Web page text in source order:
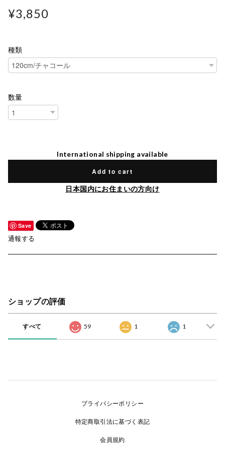
¥3,850
種類
数量
International shipping available
Add to cart
日本国内にお住まいの方向け
Save
通報する
ショップの評価
すべて 59 1 1
プライバシーポリシー
特定商取引法に基づく表記
会員規約